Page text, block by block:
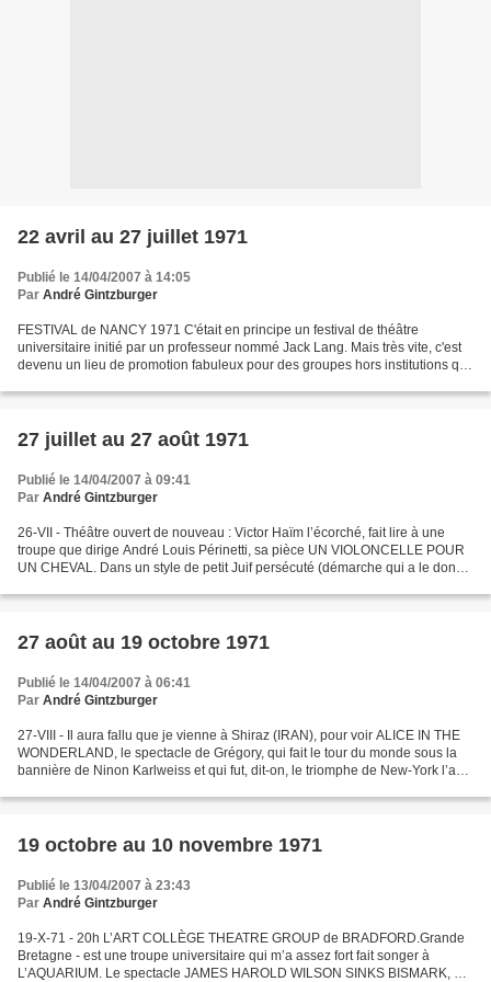
22 avril au 27 juillet 1971
Publié le 14/04/2007 à 14:05
Par André Gintzburger
FESTIVAL de NANCY 1971 C'était en principe un festival de théâtre
universitaire initié par un professeur nommé Jack Lang. Mais très vite, c'est
devenu un lieu de promotion fabuleux pour des groupes hors institutions qui
27 juillet au 27 août 1971
Publié le 14/04/2007 à 09:41
Par André Gintzburger
26-VII - Théâtre ouvert de nouveau : Victor Haïm l’écorché, fait lire à une
troupe que dirige André Louis Périnetti, sa pièce UN VIOLONCELLE POUR
UN CHEVAL. Dans un style de petit Juif persécuté (démarche qui a le don
27 août au 19 octobre 1971
Publié le 14/04/2007 à 06:41
Par André Gintzburger
27-VIII - Il aura fallu que je vienne à Shiraz (IRAN), pour voir ALICE IN THE
WONDERLAND, le spectacle de Grégory, qui fait le tour du monde sous la
bannière de Ninon Karlweiss et qui fut, dit-on, le triomphe de New-York l’an
19 octobre au 10 novembre 1971
Publié le 13/04/2007 à 23:43
Par André Gintzburger
19-X-71 - 20h L’ART COLLÈGE THEATRE GROUP de BRADFORD.Grande
Bretagne - est une troupe universitaire qui m’a assez fort fait songer à
L’AQUARIUM. Le spectacle JAMES HAROLD WILSON SINKS BISMARK, est